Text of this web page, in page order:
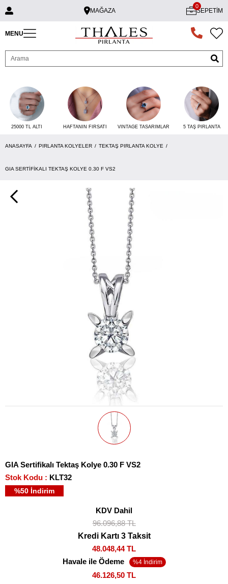
MAĞAZA SEPETIM
0
MENU
25000 TL ALTI HAFTANIN FIRSATI VINTAGE TASARIMLAR 5 TAŞ PIRLANTA
ANASAYFA PIRLANTA KOLYELER TEKTAŞ PIRLANTA KOLYE
GIA SERTIFIKALI TEKTAŞ KOLYE 0.30 F VS2
GIA Sertifikalı Tektaş Kolye 0.30 F VS2
Stok Kodu
KLT32
%50 İndirim
KDV Dahil
96.096,88 TL
Kredi Kartı 3 Taksit
48.048,44 TL
Havale ile Ödeme
46.126,50 TL